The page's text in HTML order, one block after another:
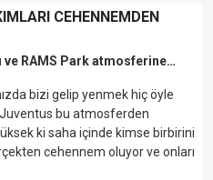
CEHENNEMDEN
RAMS Park atmosferine…
bizi gelip yenmek hiç öyle
Juventus bu atmosferden
ki saha içinde kimse birbirini
cehennem oluyor ve onları